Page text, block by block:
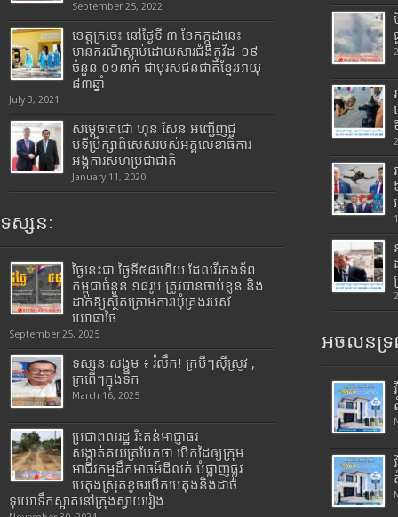
September 25, 2022
ខេត្តក្រចេះ នៅថ្ងៃទី ៣ ខែកក្កដានេះ
មានករណីស្លាប់ដោយសារជំងឺកូវីដ-១៩
ចំនួន ០១នាក់ ជាបុរសជនជាតិខ្មែរអាយុ
៨៣ឆ្នាំ
July 3, 2021
សម្តេចតេជោ ហ៊ុន សែន អញ្ជើញជួ
បទីប្រឹក្សាពិសេសរបស់អគ្គលេខាធិការ
អង្គការសហប្រជាជាតិ
January 11, 2020
ទស្សនៈ
ថ្ងៃនេះជា ថ្ងៃទី៥៨ហើយ ដែលវីរកងទ័ព
កម្ពុជាចំនួន ១៨រូប ត្រូវបានចាប់ខ្លួន និង
ដាក់ឱ្យស្ថិតក្រោមការឃុំគ្រងរបស់
យោធាថៃ
September 25, 2025
ទស្សនៈសង្គម ៖ រំលឹក! ក្របីៗស៊ីស្រូវ ,
ក្រពើៗក្នុងទឹក
March 16, 2025
ប្រជាពលរដ្ឋ រិះគន់អាជ្ញាធរ
សង្កាត់គយត្របែកថា បើកដៃឲ្យក្រុម
អាជីវកម្មដឹកអាចម៍ដីលក់ បំផ្លាញផ្លូវ
បេតុងស្រុតខូចរបើកបេតុងនិងដាច់
ទុយោទឹកស្អាតនៅក្រុងស្វាយរៀង
អចលនទ្រ